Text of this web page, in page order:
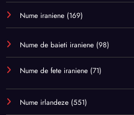
Nume iraniene (169)
Nume de baieti iraniene (98)
Nume de fete iraniene (71)
Nume irlandeze (551)